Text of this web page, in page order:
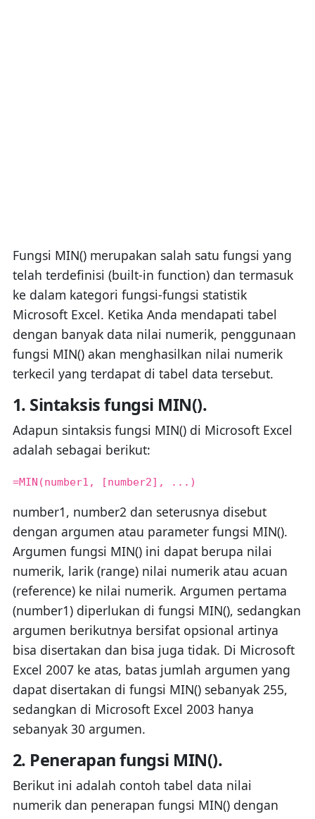
Fungsi MIN() merupakan salah satu fungsi yang
telah terdefinisi (built-in function) dan termasuk
ke dalam kategori fungsi-fungsi statistik
Microsoft Excel. Ketika Anda mendapati tabel
dengan banyak data nilai numerik, penggunaan
fungsi MIN() akan menghasilkan nilai numerik
terkecil yang terdapat di tabel data tersebut.
1. Sintaksis fungsi MIN().
Adapun sintaksis fungsi MIN() di Microsoft Excel
adalah sebagai berikut:
=MIN(number1, [number2], ...)
number1, number2 dan seterusnya disebut
dengan argumen atau parameter fungsi MIN().
Argumen fungsi MIN() ini dapat berupa nilai
numerik, larik (range) nilai numerik atau acuan
(reference) ke nilai numerik. Argumen pertama
(number1) diperlukan di fungsi MIN(), sedangkan
argumen berikutnya bersifat opsional artinya
bisa disertakan dan bisa juga tidak. Di Microsoft
Excel 2007 ke atas, batas jumlah argumen yang
dapat disertakan di fungsi MIN() sebanyak 255,
sedangkan di Microsoft Excel 2003 hanya
sebanyak 30 argumen.
2. Penerapan fungsi MIN().
Berikut ini adalah contoh tabel data nilai
numerik dan penerapan fungsi MIN() dengan